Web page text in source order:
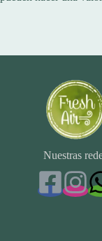
Nuestras